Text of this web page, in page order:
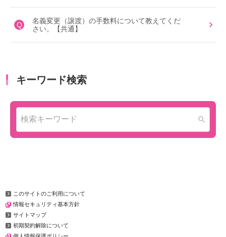
Q
名義変更（譲渡）の手数料について教えてくだ
さい。【共通】
このサイトのご利用について
情報セキュリティ基本方針
サイトマップ
初期契約解除について